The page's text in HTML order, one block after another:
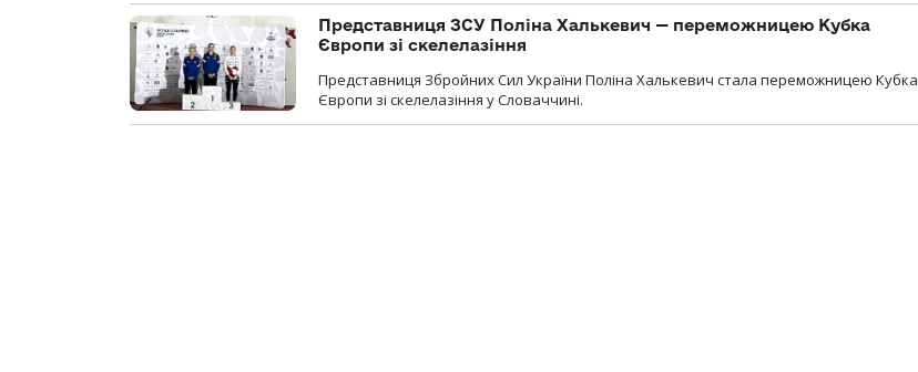
Представниця ЗСУ Поліна Халькевич — переможницею Кубка
Європи зі скелелазіння
Представниця Збройних Сил України Поліна Халькевич стала переможницею Кубка
Європи зі скелелазіння у Словаччині.